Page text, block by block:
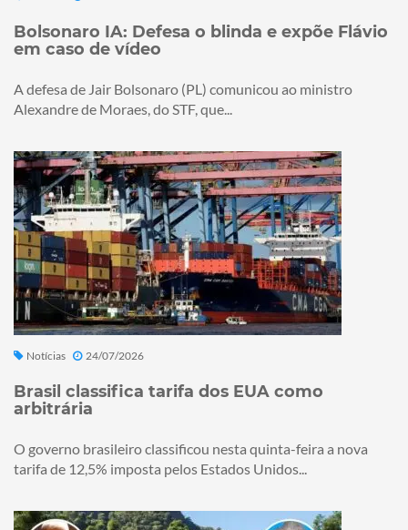
Bolsonaro IA: Defesa o blinda e expõe Flávio
em caso de vídeo
A defesa de Jair Bolsonaro (PL) comunicou ao ministro
Alexandre de Moraes, do STF, que...
Notícias 24/07/2026
Brasil classifica tarifa dos EUA como
arbitrária
O governo brasileiro classificou nesta quinta-feira a nova
tarifa de 12,5% imposta pelos Estados Unidos...